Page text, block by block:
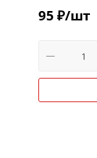
95 ₽/шт